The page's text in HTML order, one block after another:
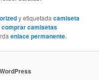
y etiquetadacamiseta
comprar camisetas
enlace permanente.